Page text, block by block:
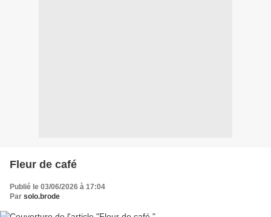
Fleur de café
Publié le 03/06/2026 à 17:04
Par solo.brode